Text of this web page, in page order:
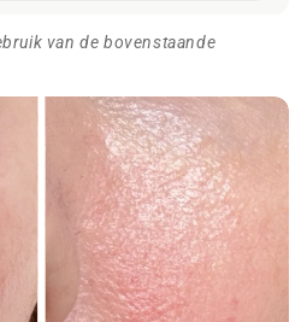
van de bovenstaande